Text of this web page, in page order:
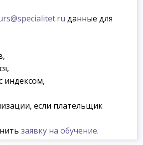
данные для
индексом,
если плательщик
заявку на обучение.